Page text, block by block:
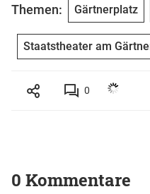
Themen: Gärtnerplatz
Staatstheater am
0
0 Kommentare